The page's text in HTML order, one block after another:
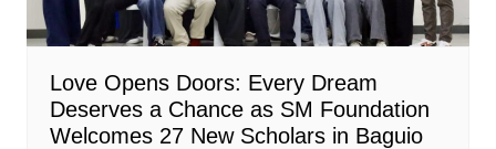
Love Opens Doors: Every Dream
Deserves a Chance as SM Foundation
Welcomes 27 New Scholars in Baguio